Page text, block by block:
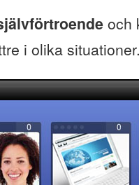
och
i olika